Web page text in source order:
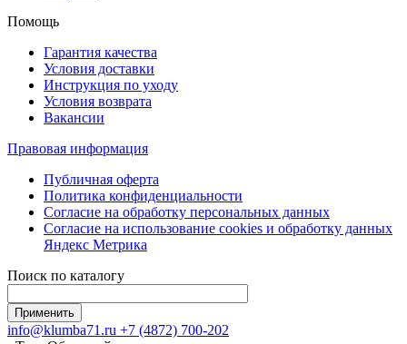
Помощь
Гарантия качества
Условия доставки
Инструкция по уходу
Условия возврата
Вакансии
Правовая информация
Публичная оферта
Политика конфиденциальности
Согласие на обработку персональных данных
Согласие на использование сookies и обработку данных
Яндекс Метрика
Поиск по каталогу
info@klumba71.ru +7 (4872) 700-202